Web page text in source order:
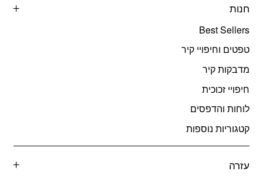
חנות
Best Sellers
טפטים וחיפויי קיר
מדבקות קיר
חיפויי זכוכית
לוחות והדפסים
קטגוריות נוספות
עזרה